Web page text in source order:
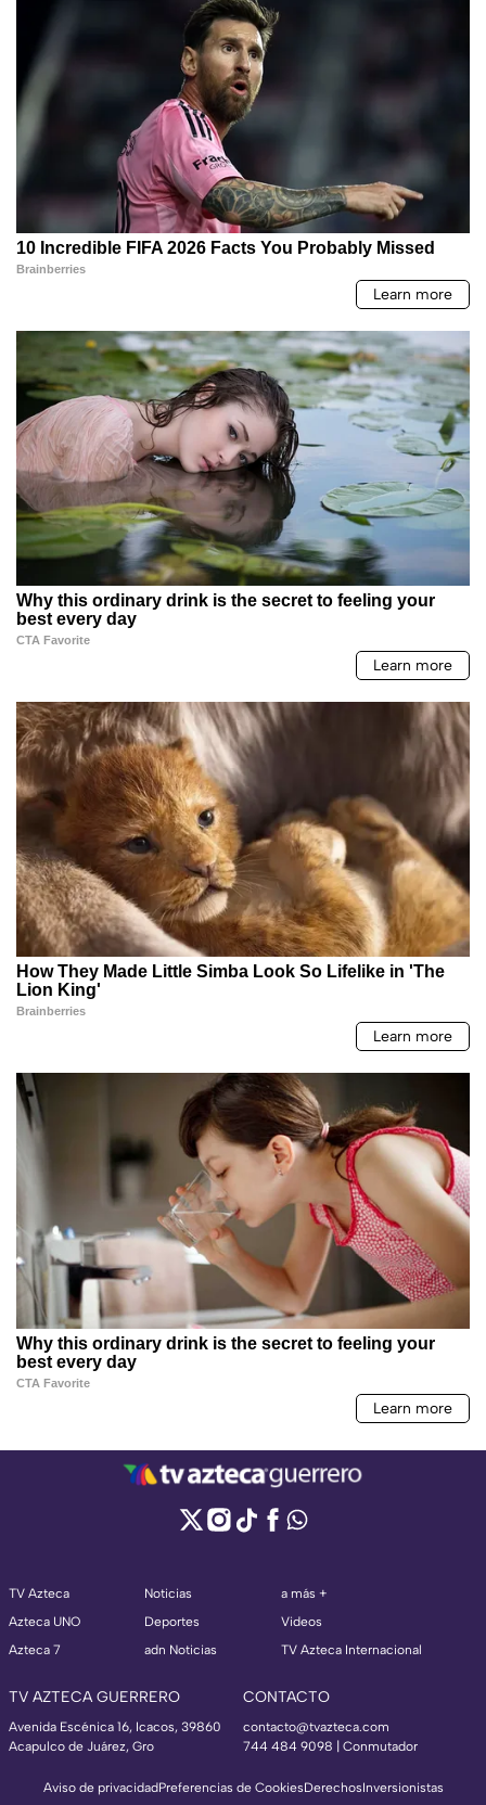
TV Azteca
Azteca UNO
Azteca 7
Noticias
Deportes
adn Noticias
a más +
Videos
TV Azteca Internacional
TV AZTECA GUERRERO
Avenida Escénica 16, Icacos, 39860
Acapulco de Juárez, Gro
CONTACTO
contacto@tvazteca.com
744 484 9098 | Conmutador
Aviso de privacidadPreferencias de CookiesDerechosInversionistas